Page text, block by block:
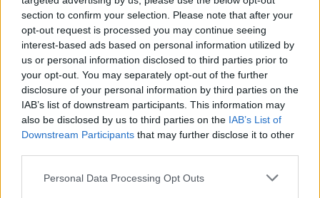
section to confirm your selection. Please note that after your
opt-out request is processed you may continue seeing
interest-based ads based on personal information utilized by
us or personal information disclosed to third parties prior to
your opt-out. You may separately opt-out of the further
disclosure of your personal information by third parties on the
IAB’s list of downstream participants. This information may
also be disclosed by us to third parties on the IAB’s List of
Downstream Participants that may further disclose it to other
Please note that this website/app uses one or more Google
Personal Data Processing Opt Outs
Kövess minket, és értesülj a friss hírekről a
Facebookon is!
Követem
LAKBERENDEZÉS